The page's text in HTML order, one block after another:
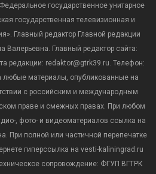
государственное унитарное
государственная телевизионная и
Главный редактор Главной редакции
Валерьевна. Главный редактор сайта:
редакции: redaktor@gtrk39.ru. Телефон:
любые материалы, опубликованные на
с российским и международным
праве и смежных правах. При любом
, фото- и видеоматериалов ссылка на
При полной или частичной перепечатке
гиперссылка на vesti-kaliningrad.ru
сопровождение: ФГУП ВГТРК